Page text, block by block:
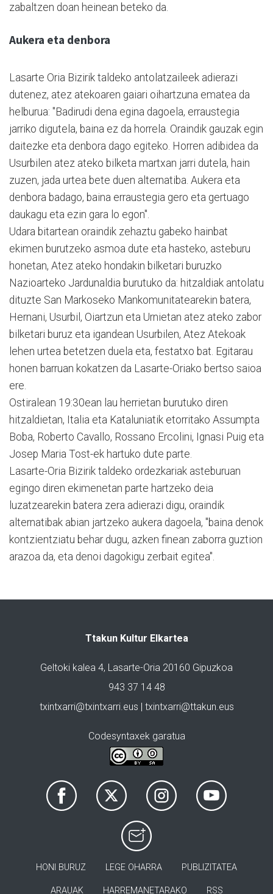
zabaltzen doan heinean beteko da.
Aukera eta denbora
Lasarte Oria Bizirik taldeko antolatzaileek adierazi
dutenez, atez atekoaren gaiari oihartzuna ematea da
helburua: "Badirudi dena egina dagoela, erraustegia
jarriko digutela, baina ez da horrela. Oraindik gauzak egin
daitezke eta denbora dago egiteko. Horren adibidea da
Usurbilen atez ateko bilketa martxan jarri dutela, hain
zuzen, jada urtea bete duen alternatiba. Aukera eta
denbora badago, baina erraustegia gero eta gertuago
daukagu eta ezin gara lo egon".
Udara bitartean oraindik zehaztu gabeko hainbat
ekimen burutzeko asmoa dute eta hasteko, asteburu
honetan, Atez ateko hondakin bilketari buruzko
Nazioarteko Jardunaldia burutuko da: hitzaldiak antolatu
dituzte San Markoseko Mankomunitatearekin batera,
Hernani, Usurbil, Oiartzun eta Urnietan atez ateko zabor
bilketari buruz eta igandean Usurbilen, Atez Atekoak
lehen urtea betetzen duela eta, festatxo bat. Egitarau
honen barruan kokatzen da Lasarte-Oriako bertso saioa
ere.
Ostiralean 19:30ean lau herrietan burutuko diren
hitzaldietan, Italia eta Kataluniatik etorritako Assumpta
Boba, Roberto Cavallo, Rossano Ercolini, Ignasi Puig eta
Josep Maria Tost-ek hartuko dute parte.
Lasarte-Oria Bizirik taldeko ordezkariak asteburuan
egingo diren ekimenetan parte hartzeko deia
luzatzearekin batera zera adierazi digu, oraindik
alternatibak abian jartzeko aukera dagoela, "baina denok
kontzientziatu behar dugu, azken finean zaborra guztion
arazoa da, eta denoi dagokigu zerbait egitea".
Ttakun Kultur Elkartea
Geltoki kalea 4, Lasarte-Oria 20160 Gipuzkoa
943 37 14 48
txintxarri@txintxarri.eus | txintxarri@ttakun.eus
Codesyntaxek garatua
HONI BURUZ LEGE OHARRA PUBLIZITATEA
ARAUAK HARREMANETARAKO RSS